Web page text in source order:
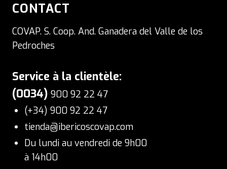
CONTACT
COVAP. S. Coop. And. Ganadera del Valle de los
Pedroches
Service à la clientèle:
(0034) 900 92 22 47
(+34) 900 92 22 47
tienda@ibericoscovap.com
Du lundi au vendredi de 9h00
à 14h00